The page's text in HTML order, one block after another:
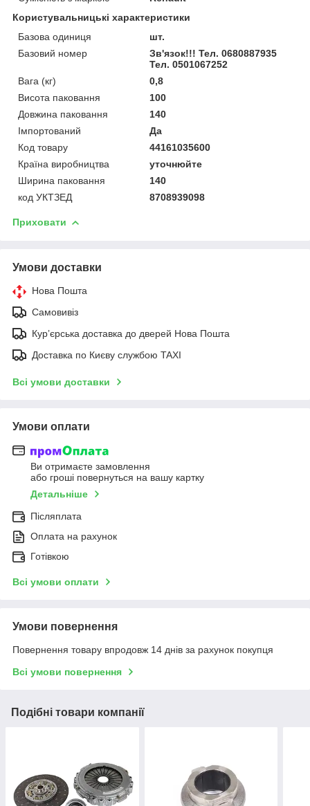
Користувальницькі характеристики
Базова одиниця
шт.
Базовий номер
Зв'язок!!! Тел. 0680887935
Тел. 0501067252
Вага (кг)
0,8
Висота паковання
100
Довжина паковання
140
Імпортований
Да
Код товару
44161035600
Країна виробництва
уточнюйте
Ширина паковання
140
код УКТЗЕД
8708939098
Приховати
Умови доставки
Нова Пошта
Самовивіз
Курʼєрська доставка до дверей Нова Пошта
Доставка по Києву службою TAXI
Всі умови доставки
Умови оплати
Ви отримаєте замовлення
або гроші повернуться на вашу картку
Детальніше
Післяплата
Оплата на рахунок
Готівкою
Всі умови оплати
Умови повернення
Повернення товару впродовж 14 днів за рахунок покупця
Всі умови повернення
Подібні товари компанії